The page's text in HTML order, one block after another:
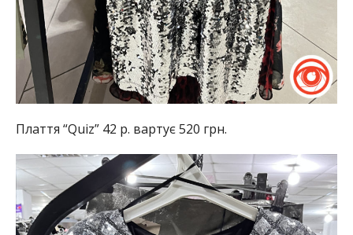
Плаття “Quiz” 42 р. вартує 520 грн.